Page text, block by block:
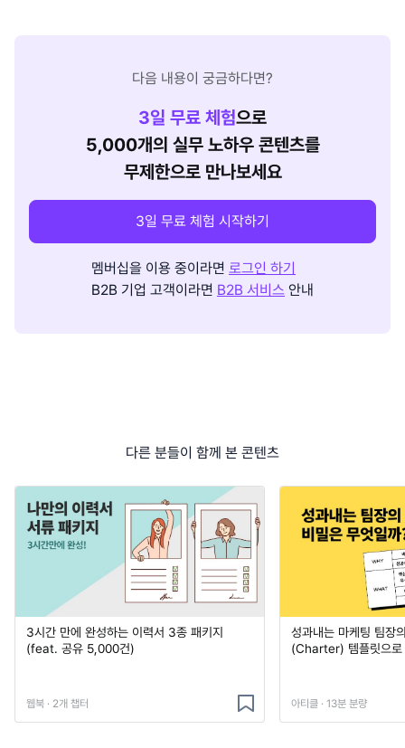
다음 내용이 궁금하다면?
3일 무료 체험으로
5,000개의 실무 노하우 콘텐츠를
무제한으로 만나보세요
3일 무료 체험 시작하기
멤버십을 이용 중이라면 로그인 하기
B2B 기업 고객이라면 B2B 서비스 안내
다른 분들이 함께 본 콘텐츠
3시간 만에 완성하는 이력서 3종 패키지
(feat. 공유 5,000건)
웹북 · 2개 챕터
성과내는 마케팅 팀장
(Charter) 템플릿으로
아티클 · 13분 분량